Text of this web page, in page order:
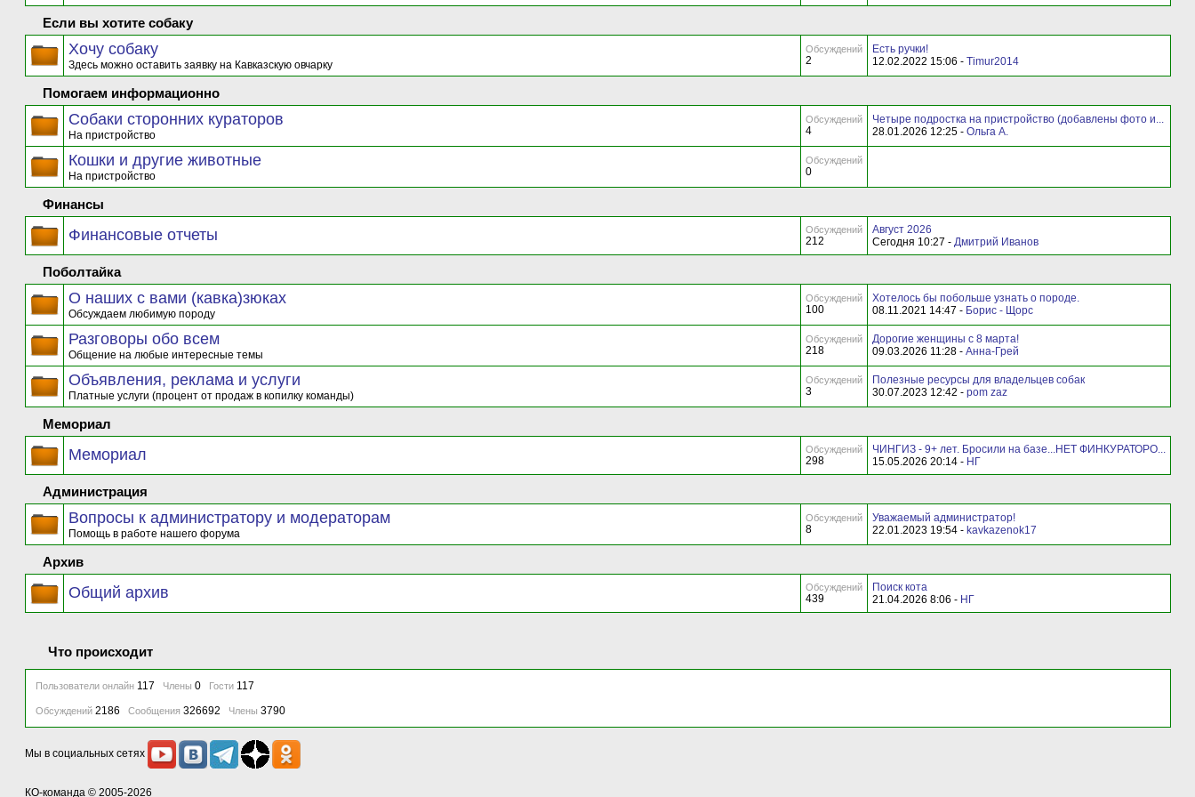
Если вы хотите собаку
Хочу собаку
Здесь можно оставить заявку на Кавказскую овчарку
Обсуждений
2
Есть ручки!
12.02.2022 15:06 - Timur2014
Помогаем информационно
Собаки сторонних кураторов
На пристройство
Обсуждений
4
Четыре подростка на пристройство (добавлены фото и...
28.01.2026 12:25 - Ольга А.
Кошки и другие животные
На пристройство
Обсуждений
0
Финансы
Финансовые отчеты Обсуждений
212
Август 2026
Сегодня 10:27 - Дмитрий Иванов
Поболтайка
О наших с вами (кавка)зюках
Обсуждаем любимую породу
Обсуждений
100
Хотелось бы побольше узнать о породе.
08.11.2021 14:47 - Борис - Щорс
Разговоры обо всем
Общение на любые интересные темы
Обсуждений
218
Дорогие женщины с 8 марта!
09.03.2026 11:28 - Анна-Грей
Объявления, реклама и услуги
Платные услуги (процент от продаж в копилку команды)
Обсуждений
3
Полезные ресурсы для владельцев собак
30.07.2023 12:42 - pom zaz
Мемориал
Мемориал Обсуждений
298
ЧИНГИЗ - 9+ лет. Бросили на базе...НЕТ ФИНКУРАТОРО...
15.05.2026 20:14 - НГ
Администрация
Вопросы к администратору и модераторам
Помощь в работе нашего форума
Обсуждений
8
Уважаемый администратор!
22.01.2023 19:54 - kavkazenok17
Архив
Общий архив Обсуждений
439
Поиск кота
21.04.2026 8:06 - НГ
Что происходит
Пользователи онлайн 117 Члены 0 Гости 117
Обсуждений 2186 Сообщения 326692 Члены 3790
Мы в социальных сетях
КО-команда © 2005-2026